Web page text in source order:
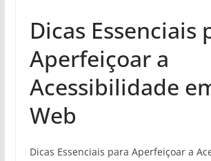
Dicas Essenciais
Aperfeiçoar a
Acessibilidade
Web
Dicas Essenciais para Aperfeiçoar a